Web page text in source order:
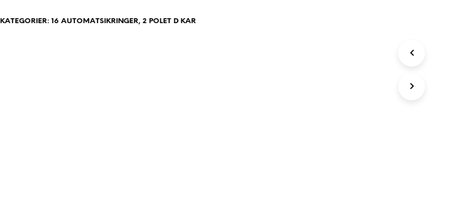
KATEGORIER: 16 AUTOMATSIKRINGER, 2 POLET D KAR
r
v